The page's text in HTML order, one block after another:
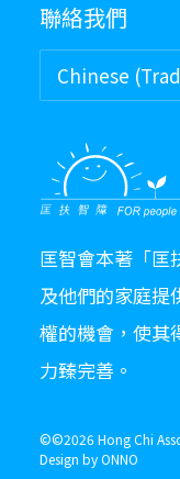
聯絡我們
匡智會本著「匡
及他們的家庭提
權的機會，使其
力臻完善。
©©2026 Hong Chi
Design byONNO